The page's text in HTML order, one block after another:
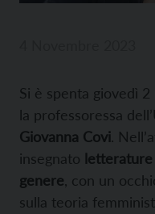
Si è spenta giovedì 2
la professoressa
Giovanna Covi.
insegnato
genere, con un
sulla teoria